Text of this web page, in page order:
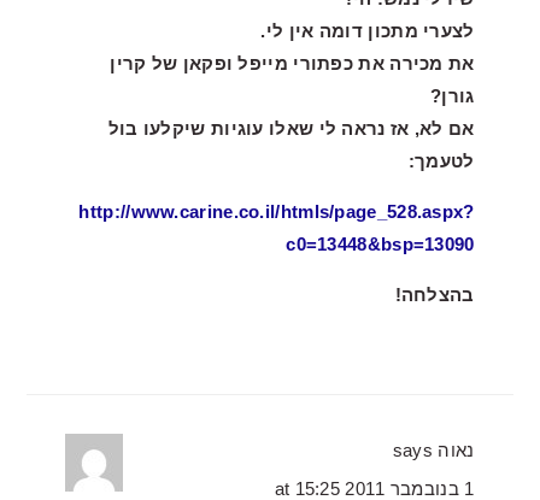
לצערי מתכון דומה אין לי.
את מכירה את כפתורי מייפל ופקאן של קרין
גורן?
אם לא, אז נראה לי שאלו עוגיות שיקלעו בול
לטעמך:
http://www.carine.co.il/htmls/page_528.aspx?
c0=13448&bsp=13090
בהצלחה!
נאוה says
1 בנובמבר 2011 at 15:25